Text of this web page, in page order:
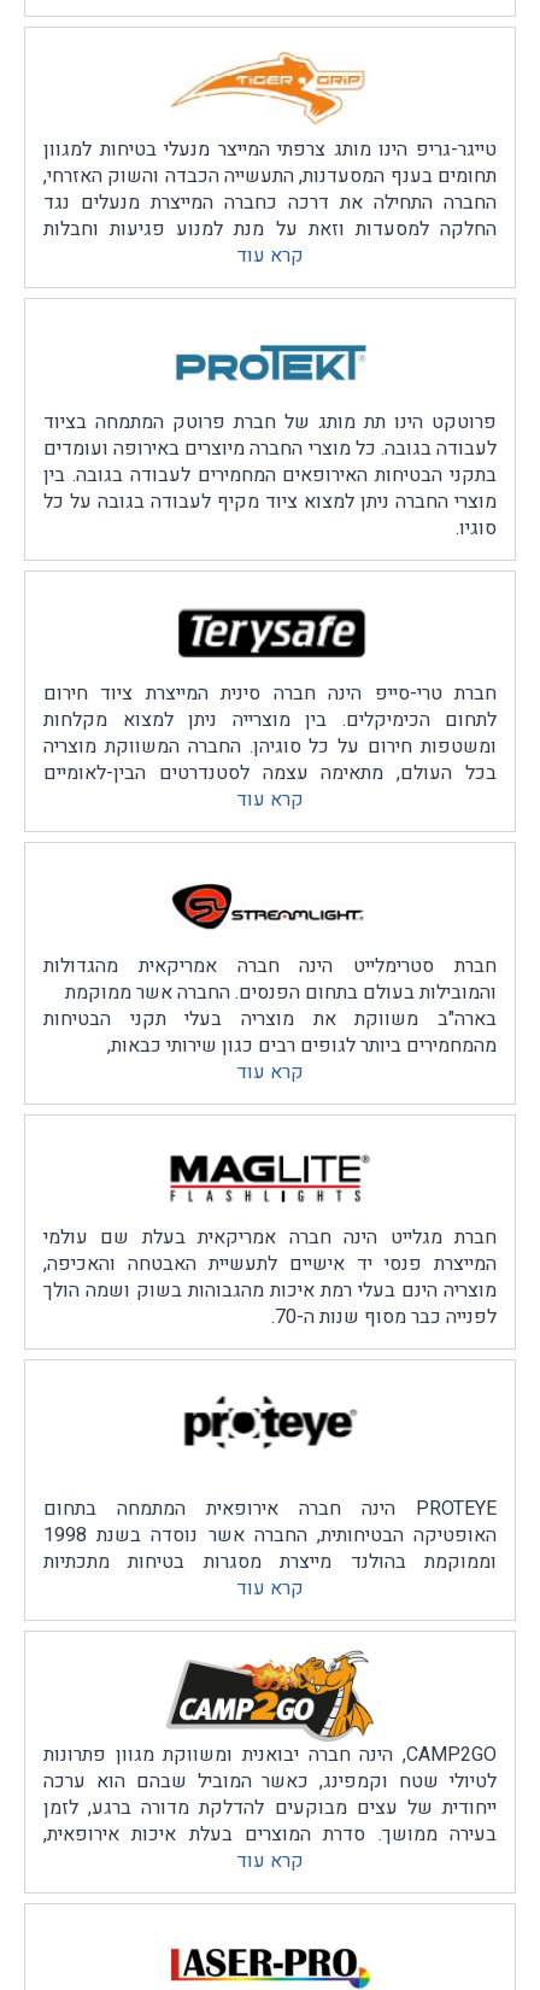
טייגר-גריפ הינו מותג צרפתי המייצר מנעלי בטיחות למגוון
תחומים בענף המסעדנות, התעשייה הכבדה והשוק האזרחי,
החברה התחילה את דרכה כחברה המייצרת מנעלים נגד
החלקה למסעדות וזאת על מנת למנוע פגיעות וחבלות
בקרב עובדי המטבח הנעים על רצפה חלקלקה לאורך
עבודתם.
מהר מאוד החברה הפכה לחברה המייצרת עוד ועוד פטנטים
החברה מייצרת את מוצריה בהתאם לתקינה האירופאית
הנדרשת למנעלי מגן.
קרא עוד
פרוטקט הינו תת מותג של חברת פרוטק המתמחה בציוד
לעבודה בגובה. כל מוצרי החברה מיוצרים באירופה ועומדים
בתקני הבטיחות האירופאים המחמירים לעבודה בגובה. בין
מוצרי החברה ניתן למצוא ציוד מקיף לעבודה בגובה על כל
סוגיו.
חברת טרי-סייפ הינה חברה סינית המייצרת ציוד חירום
לתחום הכימיקלים. בין מוצרייה ניתן למצוא מקלחות
ומשטפות חירום על כל סוגיהן. החברה המשווקת מוצריה
בכל העולם, מתאימה עצמה לסטנדרטים הבין-לאומיים
הגבוהים ביותר תוך הקפדה על תיקני הבטיחות הנדרשים
בתעשייה
קרא עוד
חברת סטרימלייט הינה חברה אמריקאית מהגדולות
והמובילות בעולם בתחום הפנסים. החברה אשר ממוקמת
בארה"ב משווקת את מוצריה בעלי תקני הבטיחות
מהמחמירים ביותר לגופים רבים כגון שירותי כבאות,
מפעלים כימיים, חברות אבטחה, צבא וביטחון והשוק
הפרטי. החברה דוגלת בשיווק מוצרים איכותיים בלבד
ללא יוצא מן הכלל
קרא עוד
חברת מגלייט הינה חברה אמריקאית בעלת שם עולמי
המייצרת פנסי יד אישיים לתעשיית האבטחה והאכיפה,
מוצריה הינם בעלי רמת איכות מהגבוהות בשוק ושמה הולך
לפנייה כבר מסוף שנות ה-70.
PROTEYE הינה חברה אירופאית המתמחה בתחום
האופטיקה הבטיחותית, החברה אשר נוסדה בשנת 1998
וממוקמת בהולנד מייצרת מסגרות בטיחות מתכתיות
ופולימריות בשלל גדלים ועיצובים המתאימים להתקנת
עדשות מרשם בצורה הנוחה ביותר למשתמש. כל המסגרות
אותן החברה מייצרת בהולנד בעלות תקן רשמי EN166 /
קרא עוד
CAMP2GO, הינה חברה יבואנית ומשווקת מגוון פתרונות
לטיולי שטח וקמפינג, כאשר המוביל שבהם הוא ערכה
ייחודית של עצים מבוקעים להדלקת מדורה ברגע, לזמן
בעירה ממושך. סדרת המוצרים בעלת איכות אירופאית,
בטיחותית, ידידותית לסביבה וחוסכת זמן,.
CAMP2GO - הכי מדליקים בשטח!
קרא עוד